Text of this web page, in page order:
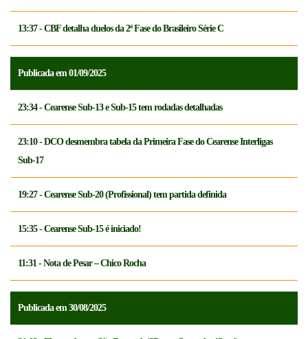
13:37 - CBF detalha duelos da 2ª Fase do Brasileiro Série C
Publicada em 01/09/2025
23:34 - Cearense Sub-13 e Sub-15 tem rodadas detalhadas
23:10 - DCO desmembra tabela da Primeira Fase do Cearense Interligas
Sub-17
19:27 - Cearense Sub-20 (Profissional) tem partida definida
15:35 - Cearense Sub-15 é iniciado!
11:31 - Nota de Pesar – Chico Rocha
Publicada em 30/08/2025